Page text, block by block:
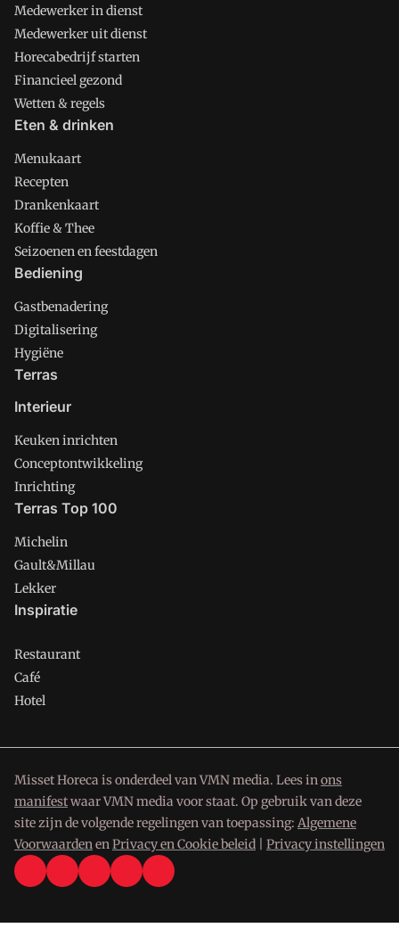
Medewerker in dienst
Medewerker uit dienst
Horecabedrijf starten
Financieel gezond
Wetten & regels
Eten & drinken
Menukaart
Recepten
Drankenkaart
Koffie & Thee
Seizoenen en feestdagen
Bediening
Gastbenadering
Digitalisering
Hygiëne
Terras
Interieur
Keuken inrichten
Conceptontwikkeling
Inrichting
Terras Top 100
Michelin
Gault&Millau
Lekker
Inspiratie
Restaurant
Café
Hotel
Misset Horeca is onderdeel van VMN media. Lees inons
manifestwaar VMN media voor staat. Op gebruik van deze
site zijn de volgende regelingen van toepassing: Algemene
VoorwaardenenPrivacy en Cookie beleid Privacy instellingen